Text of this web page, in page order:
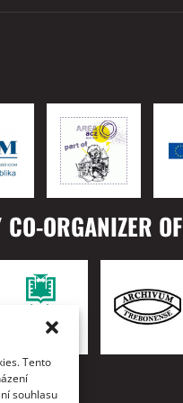
Tento
souhlasu
ORGANIZER